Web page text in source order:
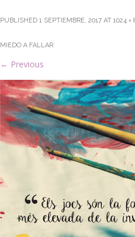
PUBLISHED 1 SEPTIEMBRE, 2017 AT 1024 ×
MIEDO A FALLAR
← Previous